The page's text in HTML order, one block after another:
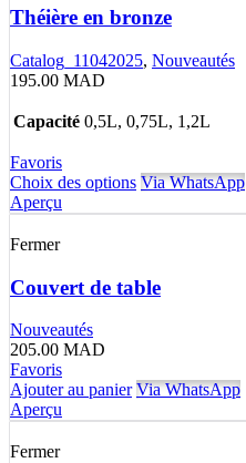
Théière en bronze
Catalog_11042025, Nouveautés
195.00 MAD
Capacité 0,5L, 0,75L, 1,2L
Favoris
Choix des options Via WhatsApp
Aperçu
Fermer
Couvert de table
Nouveautés
205.00 MAD
Favoris
Ajouter au panier Via WhatsApp
Aperçu
Fermer